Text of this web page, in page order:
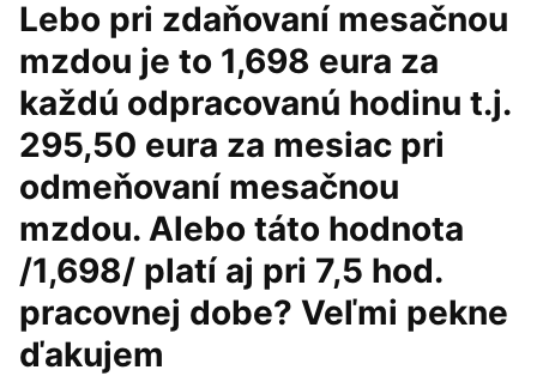
Lebo pri zdaňovaní mesačnou
mzdou je to 1,698 eura za
každú odpracovanú hodinu t.j.
295,50 eura za mesiac pri
odmeňovaní mesačnou
mzdou. Alebo táto hodnota
/1,698/ platí aj pri 7,5 hod.
pracovnej dobe? Veľmi pekne
ďakujem